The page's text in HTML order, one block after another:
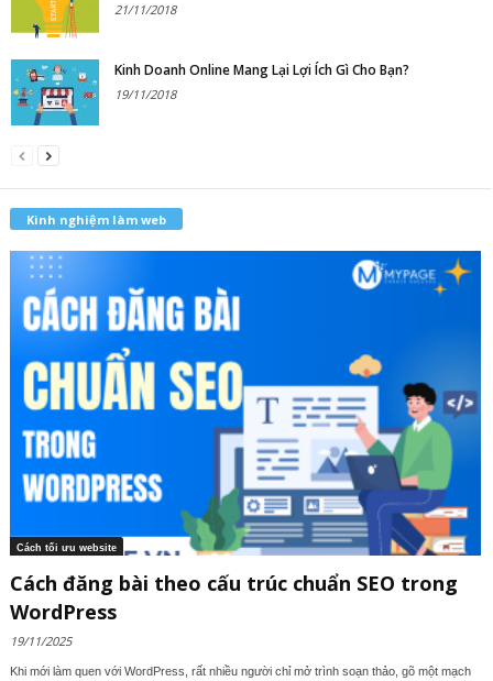
21/11/2018
Kinh Doanh Online Mang Lại Lợi Ích Gì Cho Bạn?
19/11/2018
Kinh nghiệm làm web
Cách tối ưu website
Cách đăng bài theo cấu trúc chuẩn SEO trong
WordPress
19/11/2025
Khi mới làm quen với WordPress, rất nhiều người chỉ mở trình soạn thảo, gõ một mạch